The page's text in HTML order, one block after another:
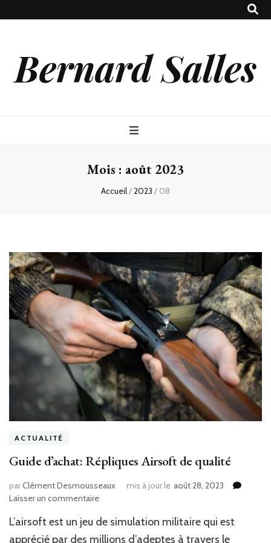
Bernard Salles
Mois : août 2023
Accueil/2023 / 08
ACTUALITÉ
Guide d’achat: Répliques Airsoft de qualité
parClément Desmousseaux mis à jour le août 28, 2023
Laisser un commentairesur
d’achat:
Répliques
L’airsoft est un jeu de simulation militaire qui est
apprécié par des millions d’adeptes à travers le